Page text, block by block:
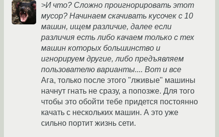
>И что? Сложно проигнорировать этот
мусор? Начинаем скачивать кусочек с 10
машин, ищем различие, далее если
различия есть либо качаем только с тех
машин которых большинство и
игнорируем другие, либо предъявляем
пользователю варианты.... Вот и все
Ага, только после этого "лживые" машины
начнут гнать не сразу, а попозже. Для того
чтобы это обойти тебе придется постоянно
качать с нескольких машин. А это уже
сильно портит жизнь сети.